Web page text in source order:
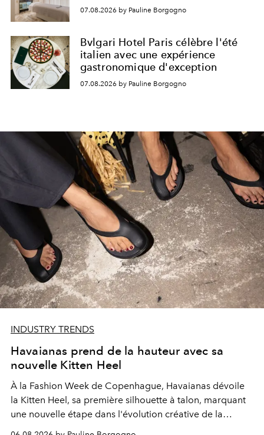
07.08.2026 by Pauline Borgogno
Bvlgari Hotel Paris célèbre l'été
italien avec une expérience
gastronomique d'exception
07.08.2026 by Pauline Borgogno
INDUSTRY TRENDS
Havaianas prend de la hauteur avec sa
nouvelle Kitten Heel
À la Fashion Week de Copenhague, Havaianas dévoile
la Kitten Heel, sa première silhouette à talon, marquant
une nouvelle étape dans l'évolution créative de la